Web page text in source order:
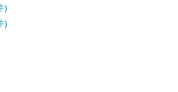
)
)